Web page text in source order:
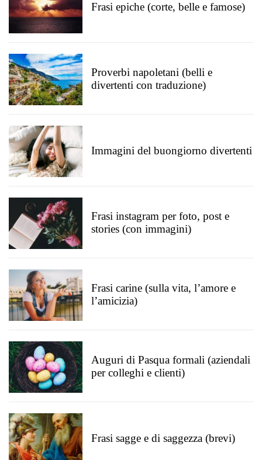
Frasi epiche (corte, belle e famose)
Proverbi napoletani (belli e
divertenti con traduzione)
Immagini del buongiorno divertenti
Frasi instagram per foto, post e
stories (con immagini)
Frasi carine (sulla vita, l’amore e
l’amicizia)
Auguri di Pasqua formali (aziendali
per colleghi e clienti)
Frasi sagge e di saggezza (brevi)